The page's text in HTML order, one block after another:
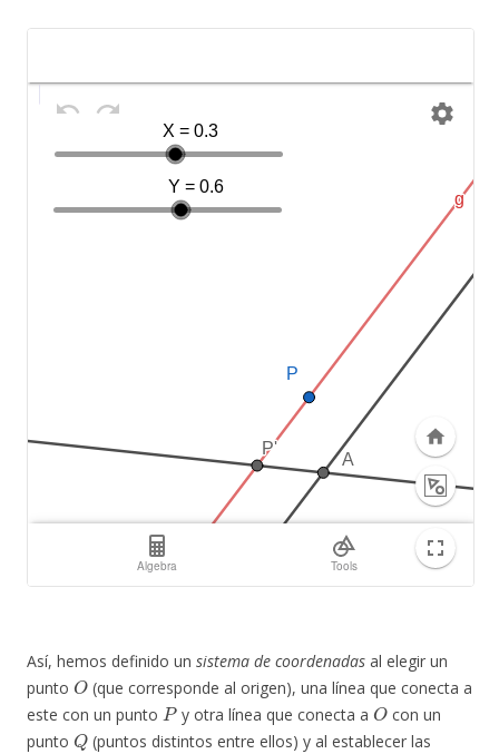
Así, hemos definido un sistema de coordenadas al elegir un
punto
O
(que corresponde al origen), una línea que conecta a
este con un punto
P
y otra línea que conecta a
O
con un
punto
Q
(puntos distintos entre ellos) y al establecer las